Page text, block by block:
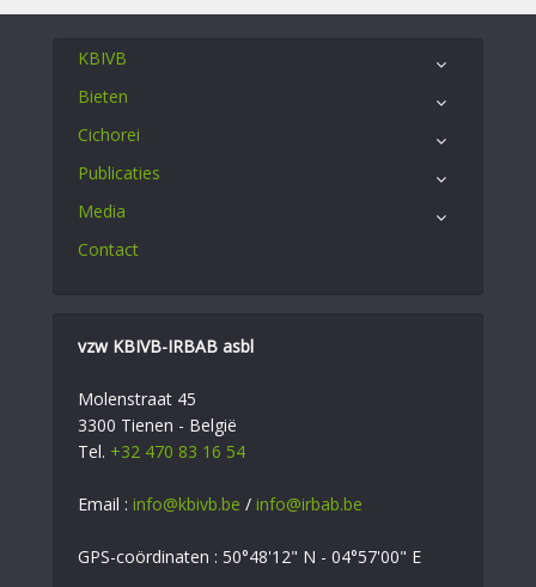
KBIVB
Bieten
Cichorei
Publicaties
Media
Contact
vzw KBIVB-IRBAB asbl
Molenstraat 45
3300 Tienen - België
Tel. +32 470 83 16 54
Email : info@kbivb.be / info@irbab.be
GPS-coördinaten : 50°48'12" N - 04°57'00" E